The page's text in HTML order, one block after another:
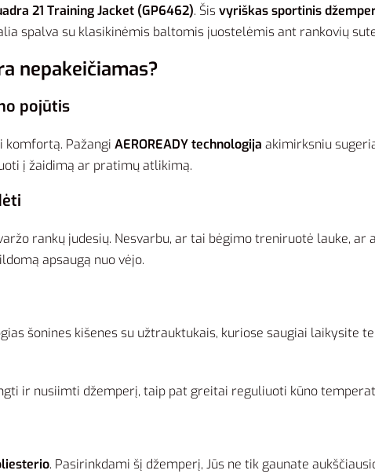
21 Training Jacket (GP6462). Šisvyriškas sportinis
spalva su klasikinėmis baltomis juostelėmis ant rankovių
nepakeičiamas?
pojūtis
Pažangi AEROREADY technologija akimirksniu
į žaidimą ar pratimų atlikimą.
rankų judesių. Nesvarbu, ar tai bėgimo treniruotė lauke,
apsaugą nuo vėjo.
šonines kišenes su užtrauktukais, kuriose saugiai laikysite
ir nusiimti džemperį, taip pat greitai reguliuoti kūno
. Pasirinkdami šį džemperį, Jūs ne tik gaunate